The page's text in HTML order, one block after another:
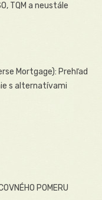
TQM a neustále
Mortgage): Prehľad
s alternatívami
POMERU